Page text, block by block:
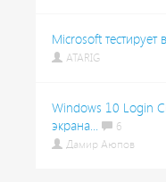
Microsoft тестирует
ATARIG
Windows 10 Login
экрана...
6
Дамир Аюпов